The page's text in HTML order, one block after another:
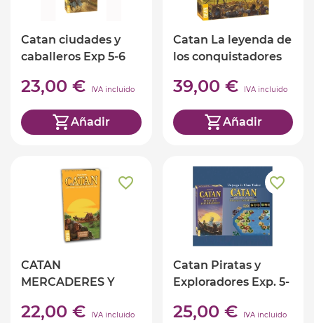
Catan ciudades y
caballeros Exp 5-6
23,00 € IVA incluido
Añadir
Catan La leyenda de
los conquistadores
39,00 € IVA incluido
Añadir
CATAN
MERCADERES Y
JUGADORES
22,00 € IVA incluido
Catan Piratas y
Exploradores Exp. 5-
25,00 € IVA incluido